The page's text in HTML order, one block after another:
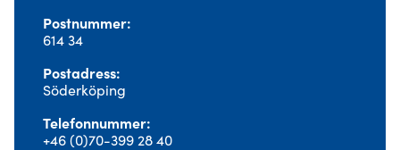
Postnummer
614 34
Postadress
Söderköping
Telefonnummer
+46 (0)70-399 28 40